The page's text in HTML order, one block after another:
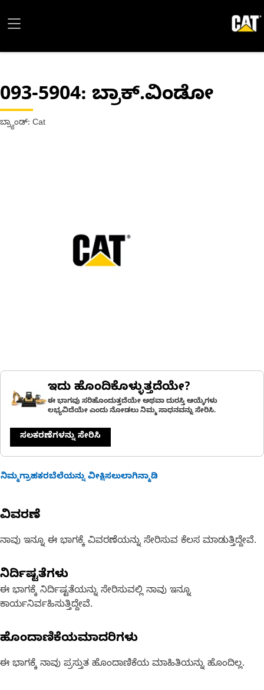
093-5904: ಬ್ರಾಕ್.ವಿಂಡೋ
ಬ್ರ್ಯಾಂಡ್: Cat
ಇದು ಹೊಂದಿಕೊಳ್ಳುತ್ತದೆಯೇ?
ಈ ಭಾಗವು ಸರಿಹೊಂದುತ್ತದೆಯೇ ಅಥವಾ ದುರಸ್ತಿ ಆಯ್ಕೆಗಳು
ಲಭ್ಯವಿದೆಯೇ ಎಂದು ನೋಡಲು ನಿಮ್ಮ ಸಾಧನವನ್ನು ಸೇರಿಸಿ.
ಸಲಕರಣೆಗಳನ್ನು ಸೇರಿಸಿ
ನಿಮ್ಮಗ್ರಾಹಕರಬೆಲೆಯನ್ನು ವೀಕ್ಷಿಸಲುಲಾಗಿನ್ಮಾಡಿ
ವಿವರಣೆ
ನಾವು ಇನ್ನೂ ಈ ಭಾಗಕ್ಕೆ ವಿವರಣೆಯನ್ನು ಸೇರಿಸುವ ಕೆಲಸ ಮಾಡುತ್ತಿದ್ದೇವೆ.
ನಿರ್ದಿಷ್ಟತೆಗಳು
ಈ ಭಾಗಕ್ಕೆ ನಿರ್ದಿಷ್ಟತೆಯನ್ನು ಸೇರಿಸುವಲ್ಲಿ ನಾವು ಇನ್ನೂ
ಕಾರ್ಯನಿರ್ವಹಿಸುತ್ತಿದ್ದೇವೆ.
ಹೊಂದಾಣಿಕೆಯಮಾದರಿಗಳು
ಈ ಭಾಗಕ್ಕೆ ನಾವು ಪ್ರಸ್ತುತ ಹೊಂದಾಣಿಕೆಯ ಮಾಹಿತಿಯನ್ನು ಹೊಂದಿಲ್ಲ.